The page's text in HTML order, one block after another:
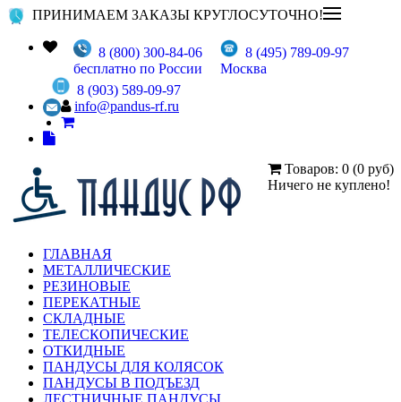
ПРИНИМАЕМ ЗАКАЗЫ КРУГЛОСУТОЧНО!
8 (800) 300-84-06
бесплатно по России
8 (495) 789-09-97
Москва
8 (903) 589-09-97
info@pandus-rf.ru
Товаров: 0 (0 руб)
Ничего не куплено!
ГЛАВНАЯ
МЕТАЛЛИЧЕСКИЕ
РЕЗИНОВЫЕ
ПЕРЕКАТНЫЕ
СКЛАДНЫЕ
ТЕЛЕСКОПИЧЕСКИЕ
ОТКИДНЫЕ
ПАНДУСЫ ДЛЯ КОЛЯСОК
ПАНДУСЫ В ПОДЪЕЗД
ЛЕСТНИЧНЫЕ ПАНДУСЫ